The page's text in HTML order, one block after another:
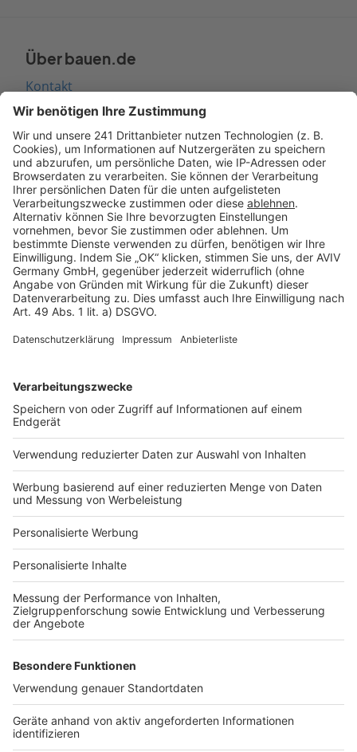
Über bauen.de
Kontakt
Seitenaufbau
Barrierefreiheit
Cookie Einstellungen
Rechtliches
AGB-Übersicht
Datenschutz
Impressum
Services
Bauprojekt-Quiz
Häuser-Suche
Hausanbieter-Suche
Bauprojekt-Profil
Für Unternehmen
Ihre Baufirma auf bauen.de
Kostenloses Infogespräch